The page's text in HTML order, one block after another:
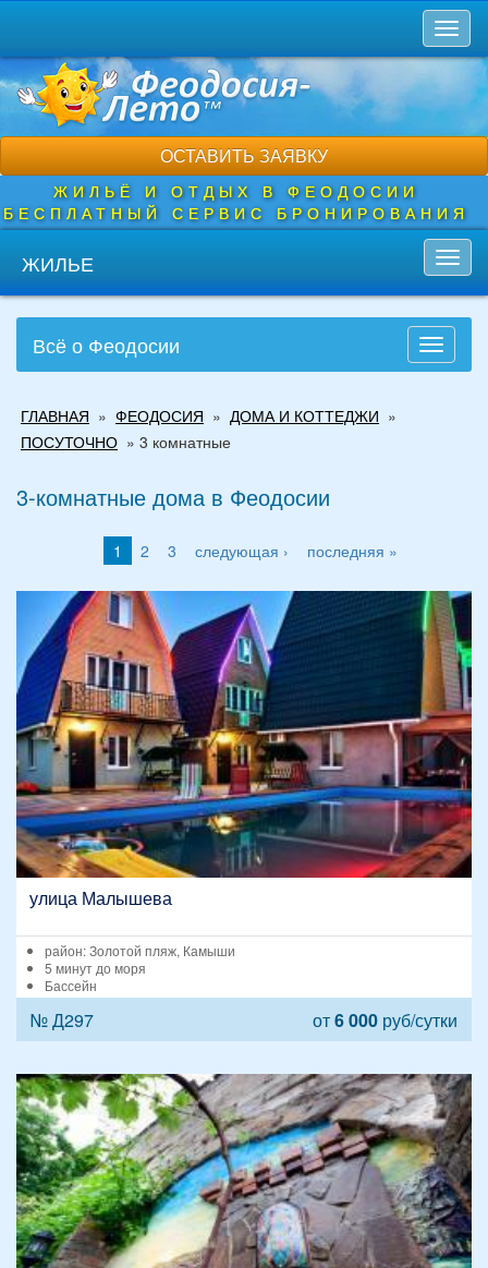
основному
содержанию
ОСТАВИТЬ ЗАЯВКУ
ЖИЛЬЁ И ОТДЫХ В ФЕОДОСИИ
БЕСПЛАТНЫЙ СЕРВИС БРОНИРОВАНИЯ
ЖИЛЬЕ
Toggle
Всё о Феодосии
здесь
ГЛАВНАЯ » ФЕОДОСИЯ » ДОМА И КОТТЕДЖИ »
ПОСУТОЧНО » 3 комнатные
3-комнатные дома в Феодосии
1 2 3 следующая › последняя »
улица Малышева
район: Золотой пляж, Камыши
5 минут до моря
Бассейн
№ Д297 от6 000 руб/сутки